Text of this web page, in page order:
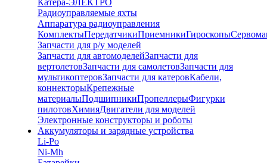
Катера-ЭЛЕКТРО
Радиоуправляемые яхты
Аппаратура радиоуправления
КомплектыПередатчикиПриемникиГироскопы
Запчасти для р/у моделей
Запчасти для автомоделейЗапчасти для
вертолетовЗапчасти для самолетовЗапчасти для
мультикоптеровЗапчасти для катеровКабели,
коннекторыКрепежные
материалыПодшипникиПропеллерыФигурки
пилотовХимияДвигатели для моделей
Электронные конструкторы и роботы
Аккумуляторы и зарядные устройства
Li-Po
Ni-Mh